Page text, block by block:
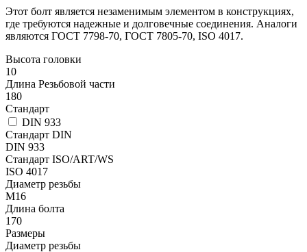
Этот болт является незаменимым элементом в конструкциях,
где требуются надежные и долговечные соединения. Аналоги
являются ГОСТ 7798-70, ГОСТ 7805-70, ISO 4017.
Высота головки
10
Длина Резьбовой части
180
Стандарт
DIN 933
Стандарт DIN
DIN 933
Стандарт ISO/ART/WS
ISO 4017
Диаметр резьбы
М16
Длина болта
170
Размеры
Диаметр резьбы